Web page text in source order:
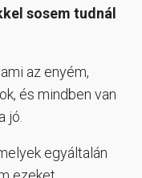
sosem tudnál
az enyém,
és mindben van
jó.
egyáltalán